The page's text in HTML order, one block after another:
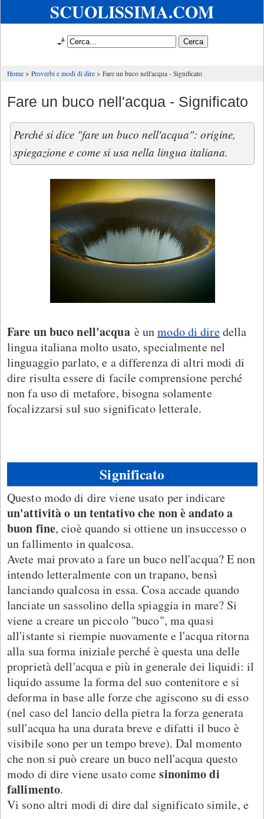
SCUOLISSIMA.COM
🧞
Home Proverbi e modi di dire Fare un buco nell'acqua - Significato
Fare un buco nell'acqua - Significato
Perché si dice "fare un buco nell'acqua": origine,
spiegazione e come si usa nella lingua italiana.
Fare un buco nell'acquaè unmodo di diredella
lingua italiana molto usato, specialmente nel
linguaggio parlato, e a differenza di altri modi di
dire risulta essere di facile comprensione perché
non fa uso di metafore, bisogna solamente
focalizzarsi sul suo significato letterale.
Significato
Questo modo di dire viene usato per indicare
un'attività o un tentativo che non è andato a
buon fine, cioè quando si ottiene un insuccesso o
un fallimento in qualcosa.
Avete mai provato a fare un buco nell'acqua? E non
intendo letteralmente con un trapano, bensì
lanciando qualcosa in essa. Cosa accade quando
lanciate un sassolino della spiaggia in mare? Si
viene a creare un piccolo "buco", ma quasi
all'istante si riempie nuovamente e l'acqua ritorna
alla sua forma iniziale perché è questa una delle
proprietà dell'acqua e più in generale dei liquidi: il
liquido assume la forma del suo contenitore e si
deforma in base alle forze che agiscono su di esso
(nel caso del lancio della pietra la forza generata
sull'acqua ha una durata breve e difatti il buco è
visibile sono per un tempo breve). Dal momento
che non si può creare un buco nell'acqua questo
modo di dire viene usato comesinonimo di
fallimento.
Vi sono altri modi di dire dal significato simile, e